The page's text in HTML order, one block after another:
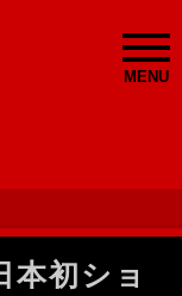
MENU
本初ショ